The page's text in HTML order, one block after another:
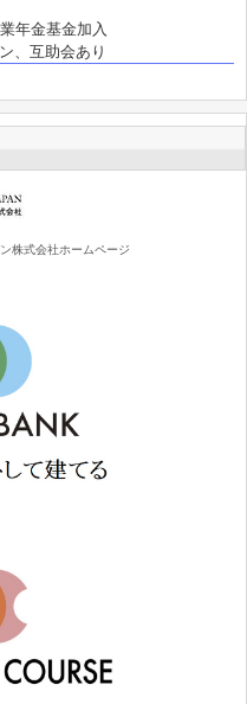
年金基金加入
、互助会あり
株式会社ホームページ